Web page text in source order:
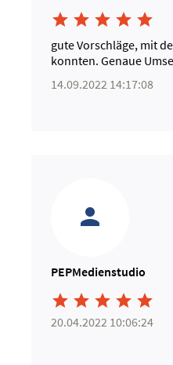
    
gute Vorschläge, mit
konnten. Genaue
14.09.2022 14:17:08
PEPMedienstudio
    
20.04.2022 10:06:24